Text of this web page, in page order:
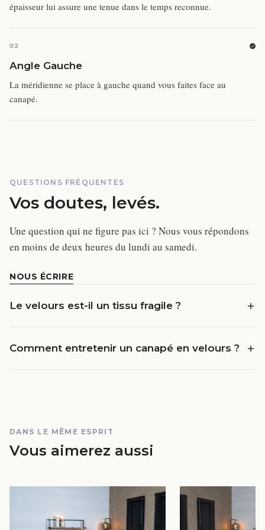
épaisseur lui assure une tenue dans le temps reconnue.
02
Angle Gauche
La méridienne se place à gauche quand vous faites face au
canapé.
QUESTIONS FRÉQUENTES
Vos doutes, levés.
Une question qui ne figure pas ici ? Nous vous répondons
en moins de deux heures du lundi au samedi.
NOUS ÉCRIRE
Le velours est-il un tissu fragile ?
Comment entretenir un canapé en velours ?
DANS LE MÊME ESPRIT
Vous aimerez aussi